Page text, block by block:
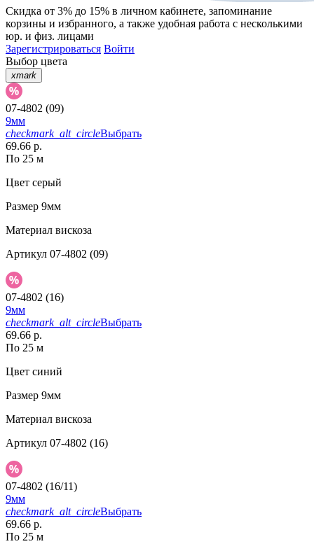
Скидка от 3% до 15% в личном кабинете, запоминание
корзины и избранного, а также удобная работа с несколькими
юр. и физ. лицами
Зарегистрироваться Войти
Выбор цвета
xmark
07-4802 (09)
9мм
checkmark_alt_circleВыбрать
69.66 р.
По 25 м
Цвет серый
Размер 9мм
Материал вискоза
Артикул 07-4802 (09)
07-4802 (16)
9мм
checkmark_alt_circleВыбрать
69.66 р.
По 25 м
Цвет синий
Размер 9мм
Материал вискоза
Артикул 07-4802 (16)
07-4802 (16/11)
9мм
checkmark_alt_circleВыбрать
69.66 р.
По 25 м